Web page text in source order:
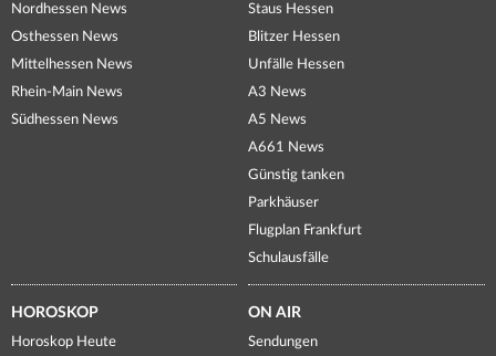
Nordhessen News
Osthessen News
Mittelhessen News
Rhein-Main News
Südhessen News
Staus Hessen
Blitzer Hessen
Unfälle Hessen
A3 News
A5 News
A661 News
Günstig tanken
Parkhäuser
Flugplan Frankfurt
Schulausfälle
HOROSKOP
Horoskop Heute
ON AIR
Sendungen